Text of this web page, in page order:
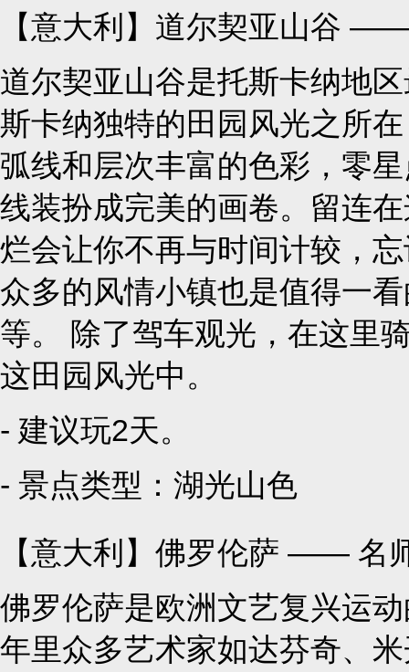
【意大利】道尔契亚山谷
道尔契亚山谷是托斯卡纳地
斯卡纳独特的田园风光之所
弧线和层次丰富的色彩，零
线装扮成完美的画卷。留连
烂会让你不再与时间计较，
众多的风情小镇也是值得一
等。 除了驾车观光，在这里
这田园风光中。
- 建议玩2天。
- 景点类型： 湖光山色
【意大利】佛罗伦萨 —— 名
佛罗伦萨是欧洲文艺复兴运
年里众多艺术家如达芬奇、